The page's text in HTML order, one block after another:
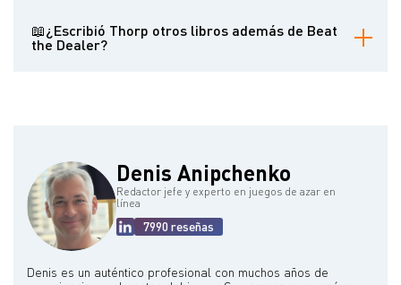
lograron altos rendimientos constantes utilizando estrategias
cuantitativas.
📖¿Escribió Thorp otros libros además de Beat
the Dealer?
Denis Anipchenko
Redactor jefe y experto en juegos de azar en
línea
7990 reseñas
Denis es un auténtico profesional con muchos años de